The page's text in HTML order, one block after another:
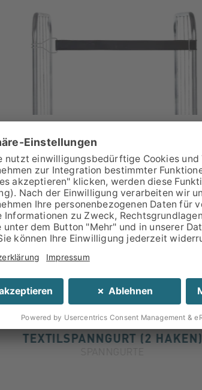
SPANNGURTE
TEXTILSPANNGURT (2 HAKEN)
SPANNGURTE